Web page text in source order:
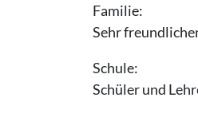
Familie:
Sehr
Schule:
Schüler und